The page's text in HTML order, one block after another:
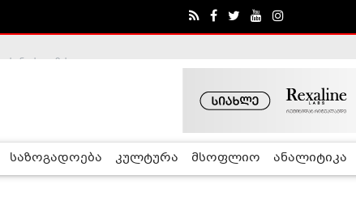
საზოგადოება კულტურა მსოფლიო ანალიტიკა